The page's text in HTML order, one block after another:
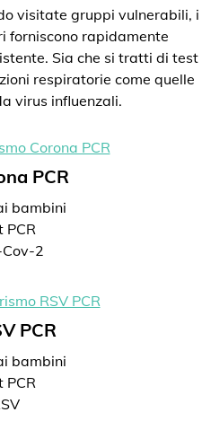
visitate gruppi vulnerabili, i
forniscono rapidamente
Sia che si tratti di test
respiratorie come quelle
virus influenzali.
PCR
bambini
PCR
2
PCR
bambini
PCR